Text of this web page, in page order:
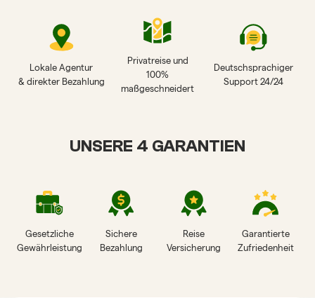
Lokale Agentur
& direkter Bezahlung
Privatreise und
100%
maßgeschneidert
Deutschsprachiger
Support 24/24
UNSERE 4 GARANTIEN
Gesetzliche
Gewährleistung
Sichere
Bezahlung
Reise
Versicherung
Garantierte
Zufriedenheit